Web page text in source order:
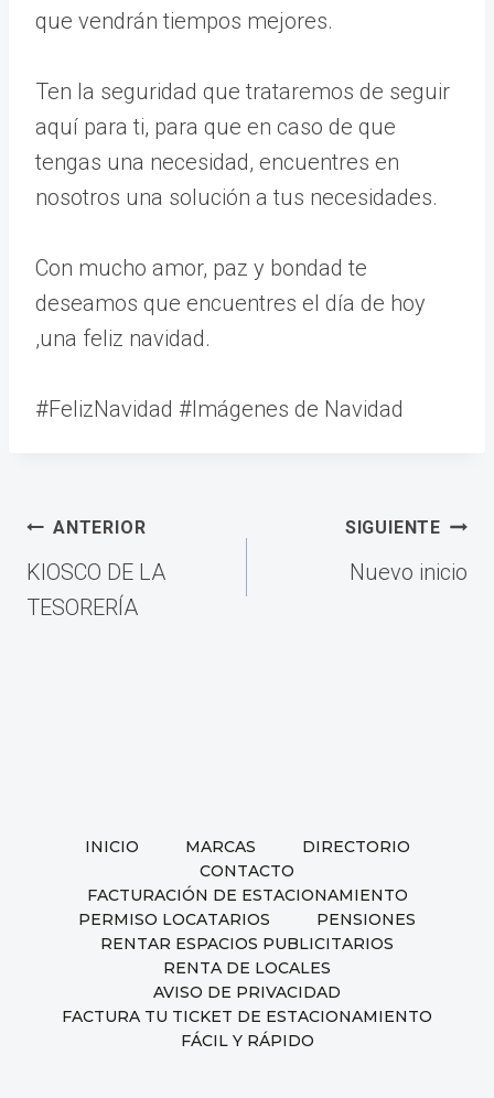
que vendrán tiempos mejores.
Ten la seguridad que trataremos de seguir
aquí para ti, para que en caso de que
tengas una necesidad, encuentres en
nosotros una solución a tus necesidades.
Con mucho amor, paz y bondad te
deseamos que encuentres el día de hoy
,una feliz navidad.
#FelizNavidad #Imágenes de Navidad
Navegación
de
entradas
ANTERIOR
KIOSCO DE LA
TESORERÍA
SIGUIENTE
Nuevo inicio
INICIO MARCAS
DIRECTORIO
CONTACTO
FACTURACIÓN DE ESTACIONAMIENTO
PERMISO LOCATARIOS
PENSIONES
RENTAR ESPACIOS PUBLICITARIOS
RENTA DE LOCALES
AVISO DE PRIVACIDAD
FACTURA TU TICKET DE ESTACIONAMIENTO
FÁCIL Y RÁPIDO